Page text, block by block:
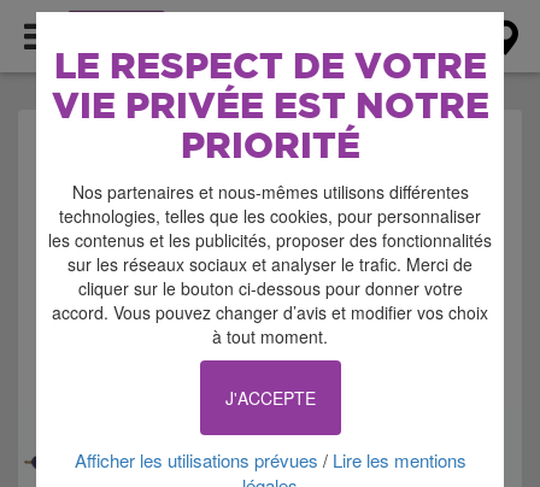
LE RESPECT DE VOTRE
VIE PRIVÉE EST NOTRE
PRIORITÉ
Nos partenaires et nous-mêmes utilisons différentes
technologies, telles que les cookies, pour personnaliser
les contenus et les publicités, proposer des fonctionnalités
sur les réseaux sociaux et analyser le trafic. Merci de
cliquer sur le bouton ci-dessous pour donner votre
accord. Vous pouvez changer d’avis et modifier vos choix
à tout moment.
J'ACCEPTE
Afficher les utilisations prévues / Lire les mentions
AGENDA > PORTES-
OUVERTES